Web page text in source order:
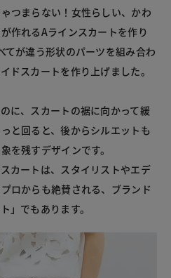
つまらない！女性らしい、かわ
作れるAラインスカートを作り
てが違う形状のパーツを組み合わ
ドスカートを作り上げました。
に、スカートの裾に向かって緩
と回ると、後からシルエットも
を残すデザインです。
カートは、スタイリストやエデ
ロからも絶賛される、ブランド
」でもあります。